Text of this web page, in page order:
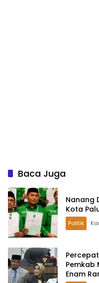
Baca Juga
Nanang
Kota
Politik
Pemkab
Enam